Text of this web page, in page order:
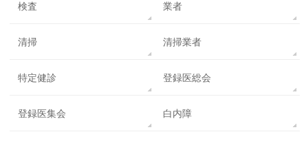
検査 業者
清掃 清掃業者
特定健診 登録医総会
登録医集会 白内障